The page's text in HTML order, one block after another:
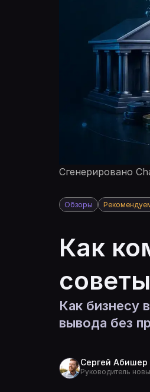
Сгенерировано
Обзоры
Как
Как бизнесу
вывода без
Сергей Абишер
Руководитель